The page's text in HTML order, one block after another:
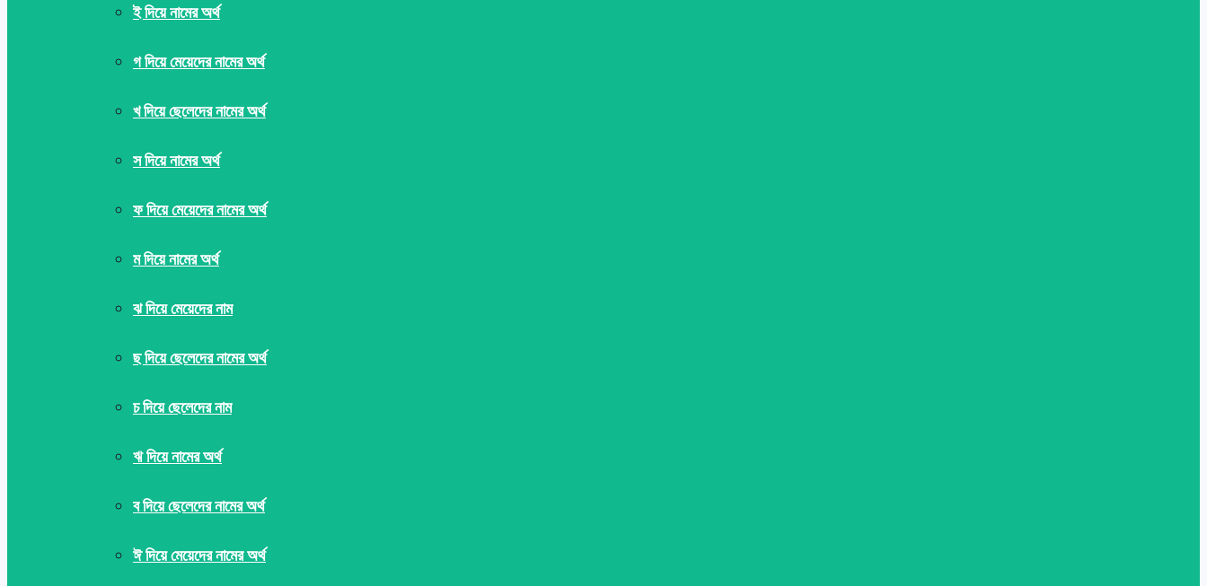
ই দিয়ে নামের অর্থ
গ দিয়ে মেয়েদের নামের অর্থ
খ দিয়ে ছেলেদের নামের অর্থ
স দিয়ে নামের অর্থ
ফ দিয়ে মেয়েদের নামের অর্থ
ম দিয়ে নামের অর্থ
ঝ দিয়ে মেয়েদের নাম
ছ দিয়ে ছেলেদের নামের অর্থ
চ দিয়ে ছেলেদের নাম
ঋ দিয়ে নামের অর্থ
ব দিয়ে ছেলেদের নামের অর্থ
ঈ দিয়ে মেয়েদের নামের অর্থ